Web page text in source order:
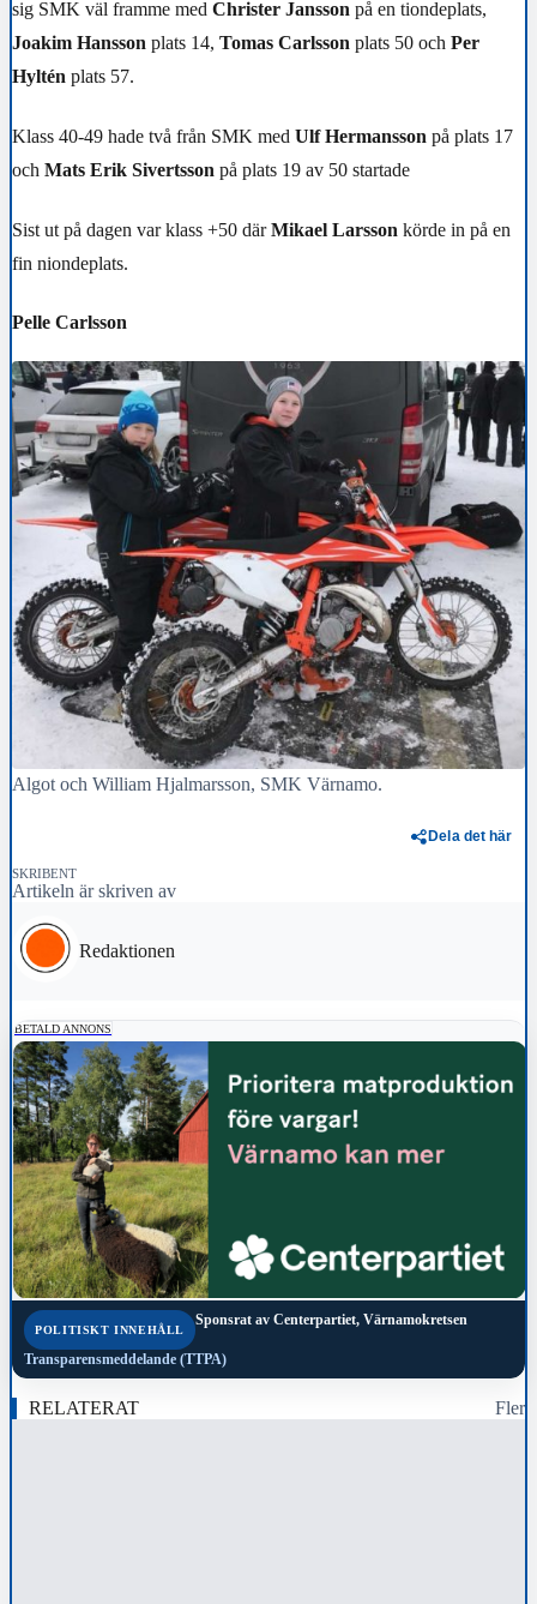
sig SMK väl framme med Christer Jansson på en tiondeplats,
Joakim Hansson plats 14, Tomas Carlsson plats 50 och Per
Hyltén plats 57.
Klass 40-49 hade två från SMK med Ulf Hermansson på plats 17
och Mats Erik Sivertsson på plats 19 av 50 startade
Sist ut på dagen var klass +50 därMikael Larsson körde in på en
fin niondeplats.
Pelle Carlsson
Algot och William Hjalmarsson, SMK Värnamo.
Dela det här
SKRIBENT
Artikeln är skriven av
Redaktionen
BETALD ANNONS
POLITISKT INNEHÅLL
Sponsrat av Centerpartiet, Värnamokretsen
Transparensmeddelande (TTPA)
RELATERAT Fler